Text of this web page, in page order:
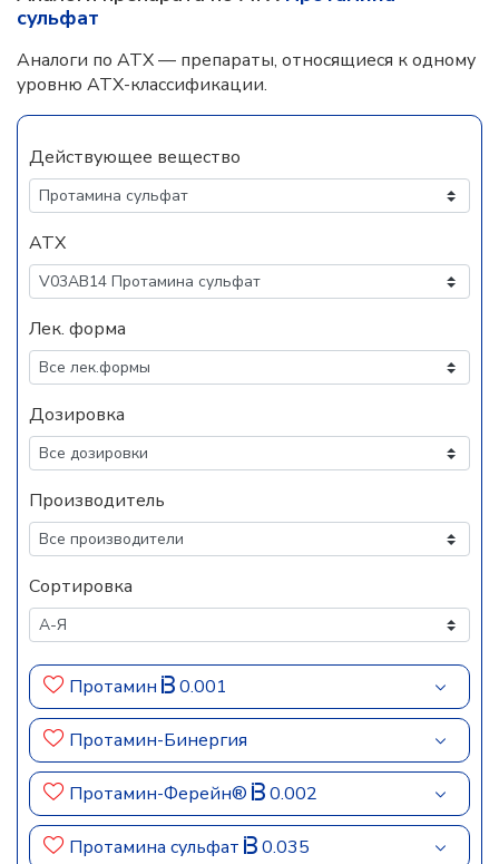
сульфат
Аналоги по АТХ — препараты, относящиеся к одному
уровню АТХ-классификации.
Действующее вещество
АТХ
Лек. форма
Дозировка
Производитель
Сортировка
Протамин 0.001
Протамин-Бинергия
Протамин-Ферейн® 0.002
Протамина сульфат 0.035